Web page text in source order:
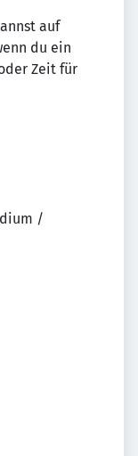
auf
du ein
Zeit für
/